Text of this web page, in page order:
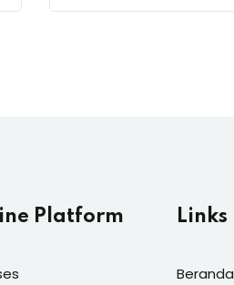
Platform Links
Beranda